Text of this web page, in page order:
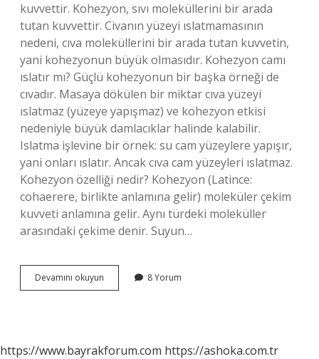
kuvvettir. Kohezyon, sıvı moleküllerini bir arada
tutan kuvvettir. Civanın yüzeyi ıslatmamasının
nedeni, cıva moleküllerini bir arada tutan kuvvetin,
yani kohezyonun büyük olmasıdır. Kohezyon camı
ıslatır mı? Güçlü kohezyonun bir başka örneği de
cıvadır. Masaya dökülen bir miktar cıva yüzeyi
ıslatmaz (yüzeye yapışmaz) ve kohezyon etkisi
nedeniyle büyük damlacıklar halinde kalabilir.
Islatma işlevine bir örnek: su cam yüzeylere yapışır,
yani onları ıslatır. Ancak cıva cam yüzeyleri ıslatmaz.
Kohezyon özelliği nedir? Kohezyon (Latince:
cohaerere, birlikte anlamına gelir) moleküler çekim
kuvveti anlamına gelir. Aynı türdeki moleküller
arasındaki çekime denir. Suyun…
Devamını okuyun Kohezyon
Islatır
8 Yorum
https://www.bayrakforum.com https://ashoka.com.tr